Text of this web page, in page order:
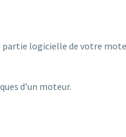
partie logicielle de votre
d’un moteur.